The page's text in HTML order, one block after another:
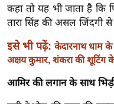
ऑ
व
र्ल्ड
न्यू
कहा तो यह भी जाता है कि
तारा सिंह की असल जिंदगी
इसे भी पढ़ें: केदारनाथ धाम
अक्षय कुमार, शंकरा की शूटिंग
आमिर की लगान के साथ